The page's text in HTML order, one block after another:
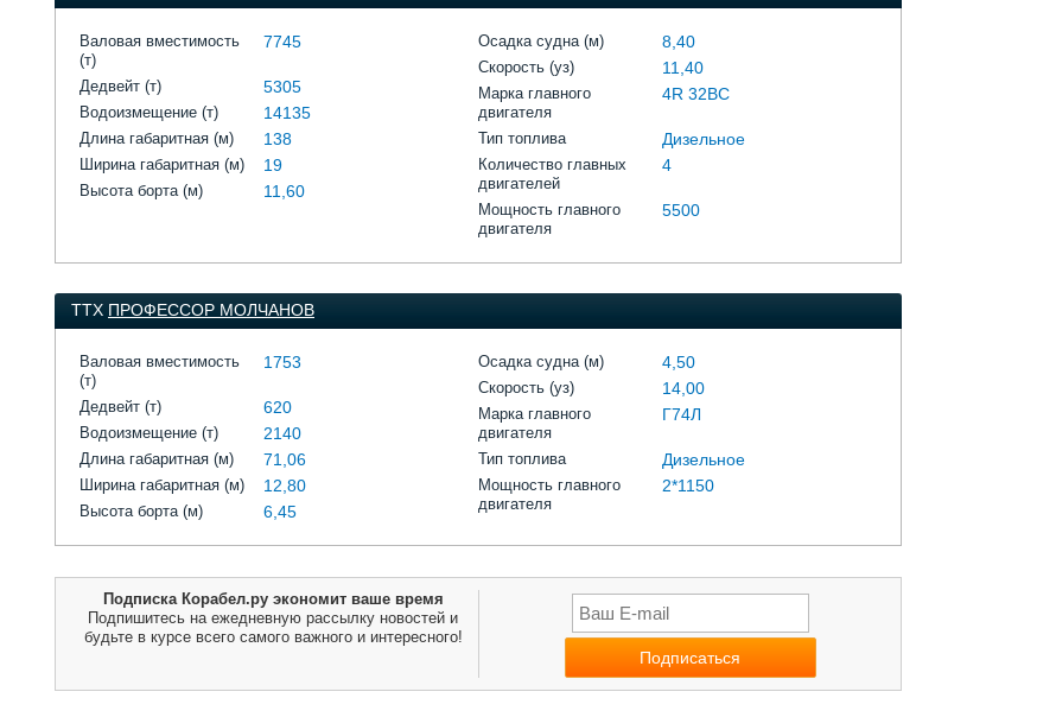
Валовая вместимость
(т)
7745
Дедвейт (т) 5305
Водоизмещение (т) 14135
Длина габаритная (м) 138
Ширина габаритная (м) 19
Высота борта (м) 11,60
Осадка судна (м) 8,40
Скорость (уз) 11,40
Марка главного
двигателя
4R 32BC
Тип топлива Дизельное
Количество главных
двигателей
4
Мощность главного
двигателя
5500
ТТХ ПРОФЕССОР МОЛЧАНОВ
Валовая вместимость
(т)
1753
Дедвейт (т) 620
Водоизмещение (т) 2140
Длина габаритная (м) 71,06
Ширина габаритная (м) 12,80
Высота борта (м) 6,45
Осадка судна (м) 4,50
Скорость (уз) 14,00
Марка главного
двигателя
Г74Л
Тип топлива Дизельное
Мощность главного
двигателя
2*1150
Подписка Корабел.ру экономит ваше время
Подпишитесь на ежедневную рассылку новостей и
будьте в курсе всего самого важного и интересного!